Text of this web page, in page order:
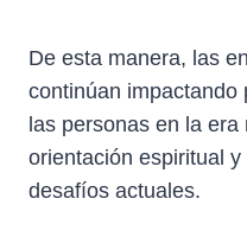
De esta manera, las
continúan impactando
las personas en la
orientación espiritual
desafíos actuales.